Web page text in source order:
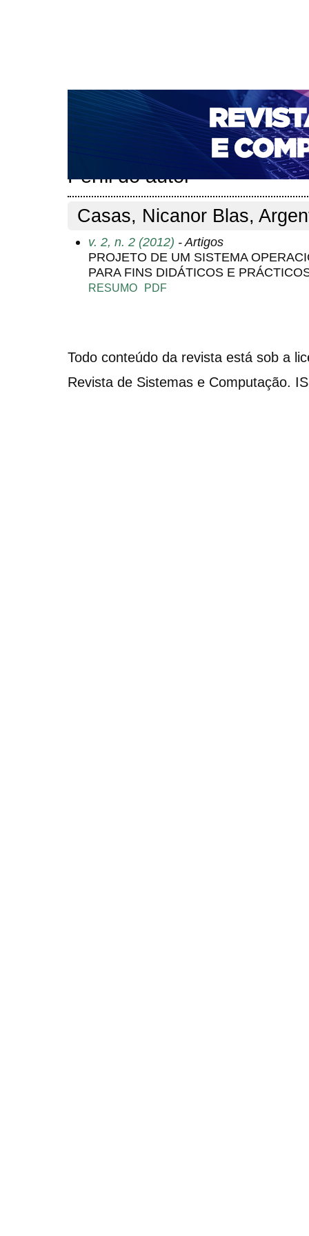
CAPA SOBRE ACESSO CADASTRO
NOTÍCIAS
PORTAL DE REVISTAS DA UNIFACS
PARA AVALIADORES
NOVA SUBMISSÃO
Perfil do autor
Casas, Nicanor Blas,
v. 2, n. 2 (2012) - Artigos
PROJETO DE UM SISTEMA
PARA FINS DIDÁTICOS E
RESUMO PDF
Todo conteúdo da revista está sob a
Revista de Sistemas e Computação.